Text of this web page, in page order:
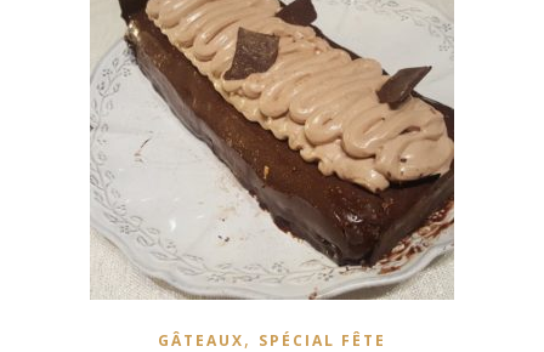
GÂTEAUX, SPÉCIAL FÊTE